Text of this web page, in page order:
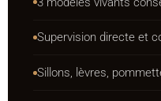
Supervision directe et
Sillons, lèvres,